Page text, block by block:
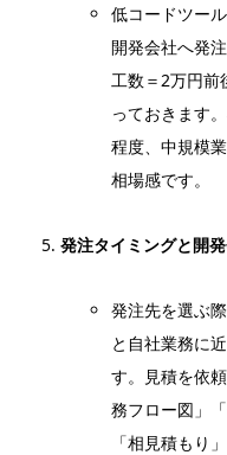
低コードツー
開発会社へ発
工数＝2万円前
っておきます
程度、中規模
相場感です。
発注タイミングと開
発注先を選ぶ
と自社業務に
す。見積を依
務フロー図」
「相見積もり